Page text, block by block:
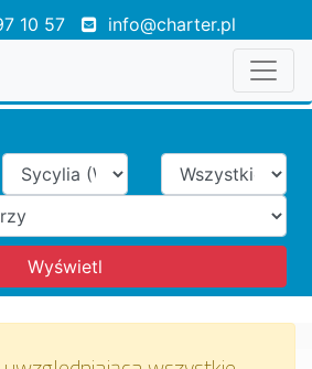
10 57 info@charter.pl